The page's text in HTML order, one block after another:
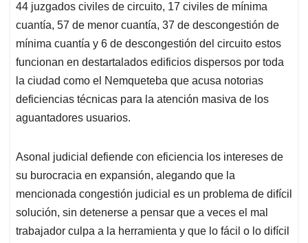
44 juzgados civiles de circuito, 17 civiles de mínima
cuantía, 57 de menor cuantía, 37 de descongestión de
mínima cuantía y 6 de descongestión del circuito estos
funcionan en destartalados edificios dispersos por toda
la ciudad como el Nemqueteba que acusa notorias
deficiencias técnicas para la atención masiva de los
aguantadores usuarios.
Asonal judicial defiende con eficiencia los intereses de
su burocracia en expansión, alegando que la
mencionada congestión judicial es un problema de difícil
solución, sin detenerse a pensar que a veces el mal
trabajador culpa a la herramienta y que lo fácil o lo difícil